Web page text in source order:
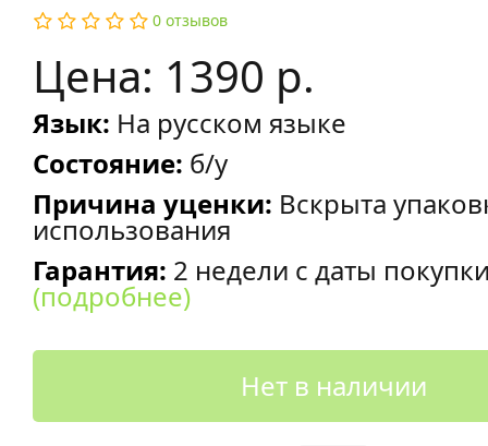
0 отзывов
Цена: 1390 р.
Язык: На русском языке
Состояние: б/у
Причина уценки: Вскрыта
использования
Гарантия: 2 недели с даты
(подробнее)
Нет в наличии